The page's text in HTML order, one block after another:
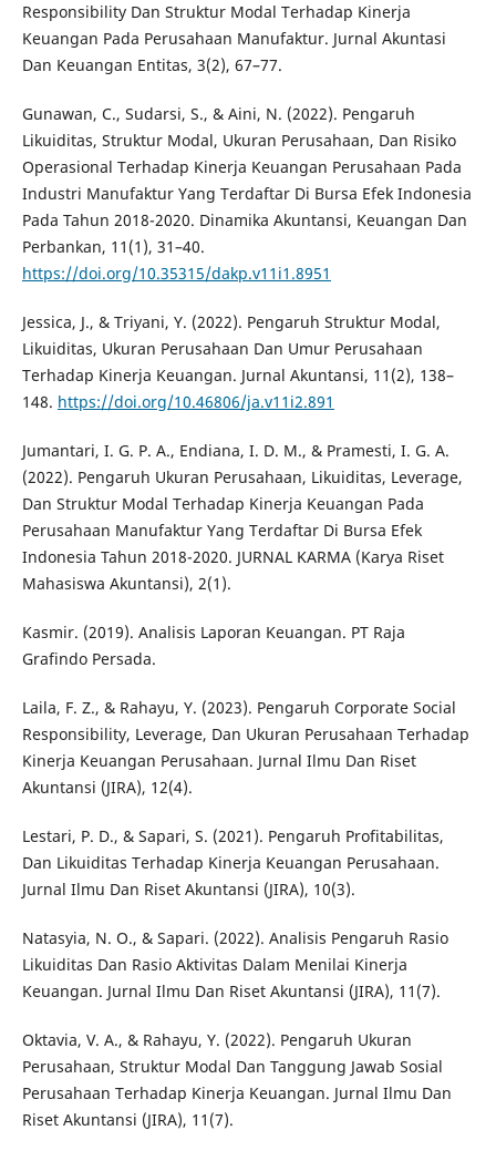
Responsibility Dan Struktur Modal Terhadap Kinerja
Keuangan Pada Perusahaan Manufaktur. Jurnal Akuntasi
Dan Keuangan Entitas, 3(2), 67–77.
Gunawan, C., Sudarsi, S., & Aini, N. (2022). Pengaruh
Likuiditas, Struktur Modal, Ukuran Perusahaan, Dan Risiko
Operasional Terhadap Kinerja Keuangan Perusahaan Pada
Industri Manufaktur Yang Terdaftar Di Bursa Efek Indonesia
Pada Tahun 2018-2020. Dinamika Akuntansi, Keuangan Dan
Perbankan, 11(1), 31–40.
https://doi.org/10.35315/dakp.v11i1.8951
Jessica, J., & Triyani, Y. (2022). Pengaruh Struktur Modal,
Likuiditas, Ukuran Perusahaan Dan Umur Perusahaan
Terhadap Kinerja Keuangan. Jurnal Akuntansi, 11(2), 138–
148. https://doi.org/10.46806/ja.v11i2.891
Jumantari, I. G. P. A., Endiana, I. D. M., & Pramesti, I. G. A.
(2022). Pengaruh Ukuran Perusahaan, Likuiditas, Leverage,
Dan Struktur Modal Terhadap Kinerja Keuangan Pada
Perusahaan Manufaktur Yang Terdaftar Di Bursa Efek
Indonesia Tahun 2018-2020. JURNAL KARMA (Karya Riset
Mahasiswa Akuntansi), 2(1).
Kasmir. (2019). Analisis Laporan Keuangan. PT Raja
Grafindo Persada.
Laila, F. Z., & Rahayu, Y. (2023). Pengaruh Corporate Social
Responsibility, Leverage, Dan Ukuran Perusahaan Terhadap
Kinerja Keuangan Perusahaan. Jurnal Ilmu Dan Riset
Akuntansi (JIRA), 12(4).
Lestari, P. D., & Sapari, S. (2021). Pengaruh Profitabilitas,
Dan Likuiditas Terhadap Kinerja Keuangan Perusahaan.
Jurnal Ilmu Dan Riset Akuntansi (JIRA), 10(3).
Natasyia, N. O., & Sapari. (2022). Analisis Pengaruh Rasio
Likuiditas Dan Rasio Aktivitas Dalam Menilai Kinerja
Keuangan. Jurnal Ilmu Dan Riset Akuntansi (JIRA), 11(7).
Oktavia, V. A., & Rahayu, Y. (2022). Pengaruh Ukuran
Perusahaan, Struktur Modal Dan Tanggung Jawab Sosial
Perusahaan Terhadap Kinerja Keuangan. Jurnal Ilmu Dan
Riset Akuntansi (JIRA), 11(7).